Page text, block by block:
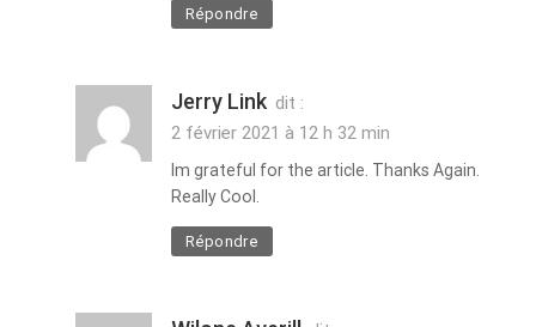
Répondre
Jerry Link dit :
2 février 2021 à 12 h 32 min
Im grateful for the article. Thanks Again.
Really Cool.
Répondre